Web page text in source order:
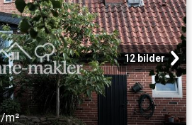
12 bilder
m²